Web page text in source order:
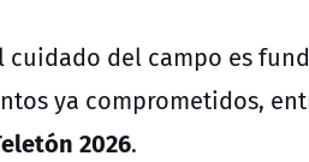
del campo es
ya comprometidos,
2026.